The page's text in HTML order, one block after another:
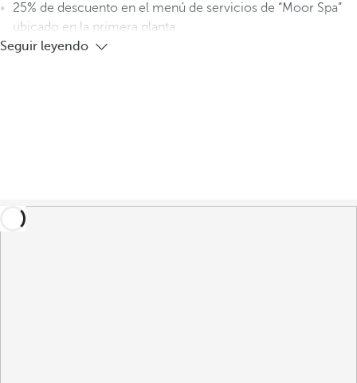
25% de descuento en el menú de servicios de “Moor Spa”
ubicado en la primera planta.
Seguir leyendo